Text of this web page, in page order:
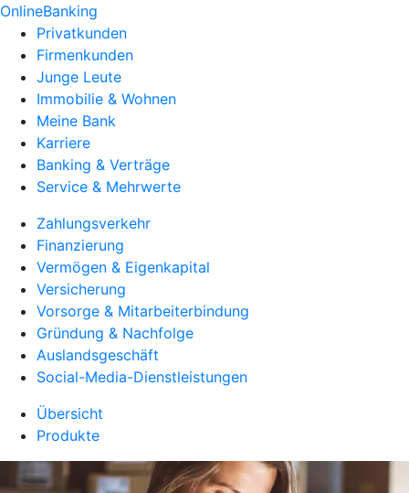
OnlineBanking
Privatkunden
Firmenkunden
Junge Leute
Immobilie & Wohnen
Meine Bank
Karriere
Banking & Verträge
Service & Mehrwerte
Zahlungsverkehr
Finanzierung
Vermögen & Eigenkapital
Versicherung
Vorsorge & Mitarbeiterbindung
Gründung & Nachfolge
Auslandsgeschäft
Social-Media-Dienstleistungen
Übersicht
Produkte